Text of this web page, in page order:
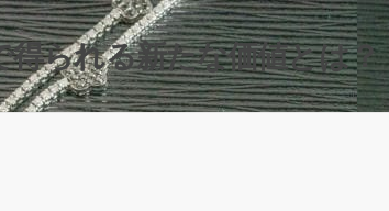
得られる新たな価値とは？